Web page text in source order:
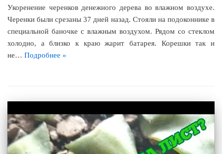
Укоренение черенков денежного дерева во влажном воздухе.
Черенки были срезаны 37 дней назад. Стояли на подоконнике в
специальной баночке с влажным воздухом. Рядом со стеклом
холодно, а близко к краю жарит батарея. Корешки так и
не… Подробнее »